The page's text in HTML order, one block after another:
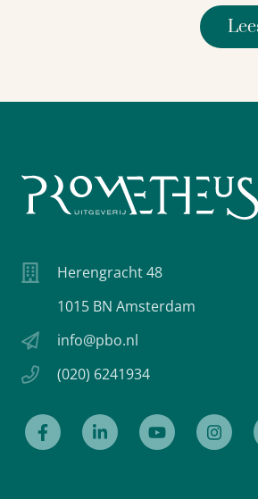
Herengracht 48
1015 BN Amsterdam
info@pbo.nl
(020) 6241934